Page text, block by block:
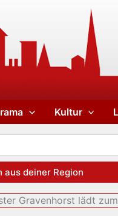
Kultur
aus deiner Region
Gravenhorst lädt